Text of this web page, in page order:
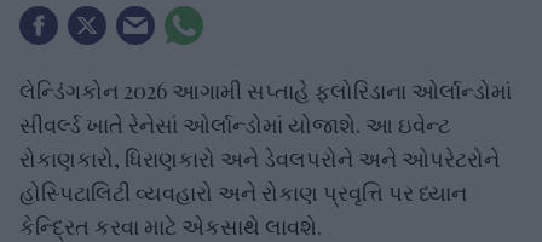
લેન્ડિંગકોન 2026 આગામી સપ્તાહે ફ્લોરિડાના ઓર્લાન્ડોમાં
સીવર્લ્ડ ખાતે રેનેસાં ઓર્લાન્ડોમાં યોજાશે. આ ઇવેન્ટ
રોકાણકારો, ધિરાણકારો અને ડેવલપરોને અને ઓપરેટરોને
હોસ્પિટાલિટી વ્યવહારો અને રોકાણ પ્રવૃત્તિ પર ધ્યાન
કેન્દ્રિત કરવા માટે એકસાથે લાવશે.